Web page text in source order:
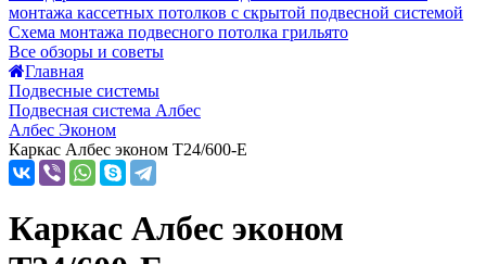
монтажа кассетных потолков с скрытой подвесной системой
Схема монтажа подвесного потолка грильято
Все обзоры и советы
Главная
Подвесные системы
Подвесная система Албес
Албес Эконом
Каркас Албес эконом T24/600-Е
Каркас Албес эконом